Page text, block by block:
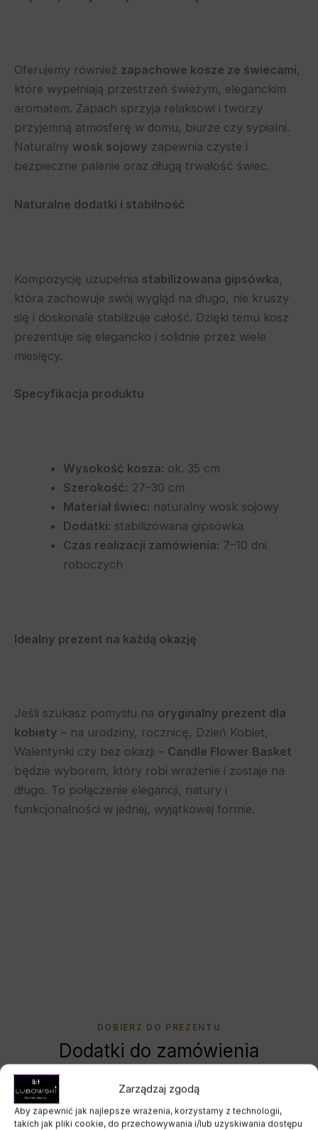
Zarządzaj zgodą
Aby zapewnić jak najlepsze wrażenia, korzystamy z technologii,
takich jak pliki cookie, do przechowywania i/lub uzyskiwania dostępu
Oferujemy również zapachowe kosze ze świecami,
które wypełniają przestrzeń świeżym, eleganckim
aromatem. Zapach sprzyja relaksowi i tworzy
przyjemną atmosferę w domu, biurze czy sypialni.
Naturalny wosk sojowy zapewnia czyste i
bezpieczne palenie oraz długą trwałość świec.
Naturalne dodatki i stabilność
Kompozycję uzupełnia stabilizowana gipsówka,
która zachowuje swój wygląd na długo, nie kruszy
się i doskonale stabilizuje całość. Dzięki temu kosz
prezentuje się elegancko i solidnie przez wiele
miesięcy.
Specyfikacja produktu
Wysokość kosza: ok. 35 cm
Szerokość: 27–30 cm
Materiał świec: naturalny wosk sojowy
Dodatki: stabilizowana gipsówka
Czas realizacji zamówienia: 7–10 dni
roboczych
Idealny prezent na każdą okazję
Jeśli szukasz pomysłu na oryginalny prezent dla
kobiety – na urodziny, rocznicę, Dzień Kobiet,
Walentynki czy bez okazji – Candle Flower Basket
będzie wyborem, który robi wrażenie i zostaje na
długo. To połączenie elegancji, natury i
funkcjonalności w jednej, wyjątkowej formie.
DOBIERZ DO PREZENTU
Dodatki do zamówienia
Uzupełnij prezent o elegancki dodatek i stwórz jeszcze
bardziej wyjątkowy zestaw.